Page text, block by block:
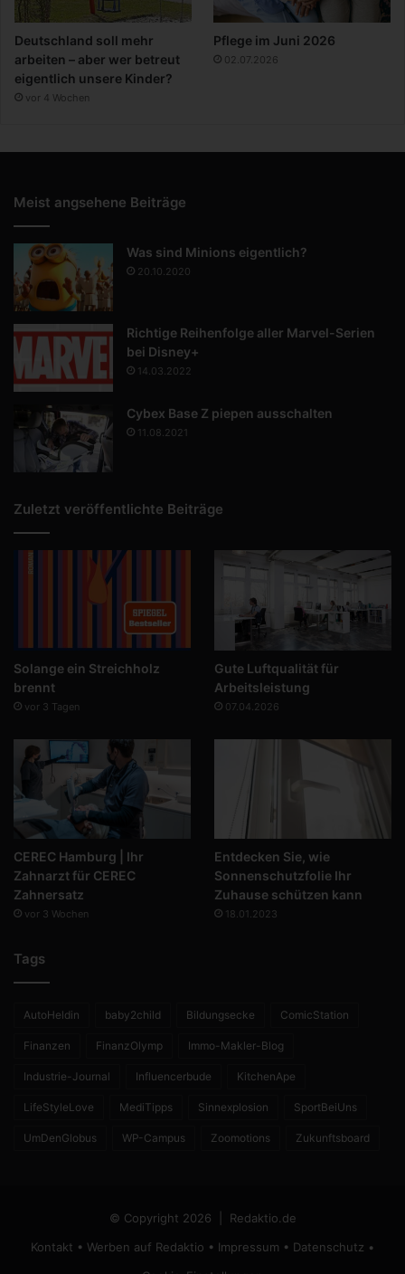
Deutschland soll mehr
arbeiten – aber wer betreut
eigentlich unsere Kinder?
vor 4 Wochen
Pflege im Juni 2026
02.07.2026
Meist angsehene Beiträge
Was sind Minions eigentlich?
20.10.2020
Richtige Reihenfolge aller Marvel-Serien
bei Disney+
14.03.2022
Cybex Base Z piepen ausschalten
11.08.2021
Zuletzt veröffentlichte Beiträge
Solange ein Streichholz
brennt
vor 3 Tagen
Gute Luftqualität für
Arbeitsleistung
07.04.2026
CEREC Hamburg | Ihr
Zahnarzt für CEREC
Zahnersatz
vor 3 Wochen
Entdecken Sie, wie
Sonnenschutzfolie Ihr
Zuhause schützen kann
18.01.2023
Tags
AutoHeldin baby2child Bildungsecke ComicStation
Finanzen FinanzOlymp Immo-Makler-Blog
Industrie-Journal Influencerbude KitchenApe
LifeStyleLove MediTipps Sinnexplosion SportBeiUns
UmDenGlobus WP-Campus Zoomotions Zukunftsboard
© Copyright 2026 | Redaktio.de
Kontakt • Werben auf Redaktio • Impressum • Datenschutz •